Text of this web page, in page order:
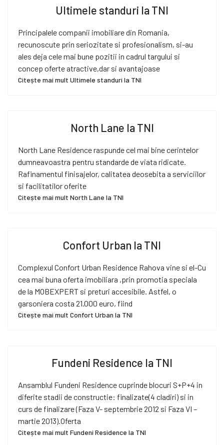
Ultimele standuri la TNI
Principalele companii imobiliare din Romania,
recunoscute prin seriozitate si profesionalism, si-au
ales deja cele mai bune pozitii in cadrul targului si
concep oferte atractive,dar si avantajoase
Citește mai mult Ultimele standuri la TNI
North Lane la TNI
North Lane Residence raspunde cel mai bine cerintelor
dumneavoastra pentru standarde de viata ridicate.
Rafinamentul finisajelor, calitatea deosebita a serviciilor
si facilitatilor oferite
Citește mai mult North Lane la TNI
Confort Urban la TNI
Complexul Confort Urban Residence Rahova vine si el-Cu
cea mai buna oferta imobiliara ,prin promotia speciala
de la MOBEXPERT si preturi accesibile. Astfel, o
garsoniera costa 21.000 euro, fiind
Citește mai mult Confort Urban la TNI
Fundeni Residence la TNI
Ansamblul Fundeni Residence cuprinde blocuri S+P+4 in
diferite stadii de constructie: finalizate(4 cladiri) si in
curs de finalizare (Faza V- septembrie 2012 si Faza VI –
martie 2013).Oferta
Citește mai mult Fundeni Residence la TNI